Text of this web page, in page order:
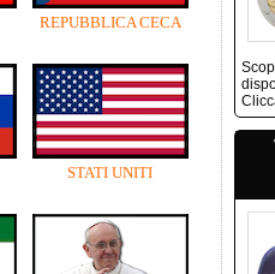
REPUBBLICA CECA
STATI UNITI